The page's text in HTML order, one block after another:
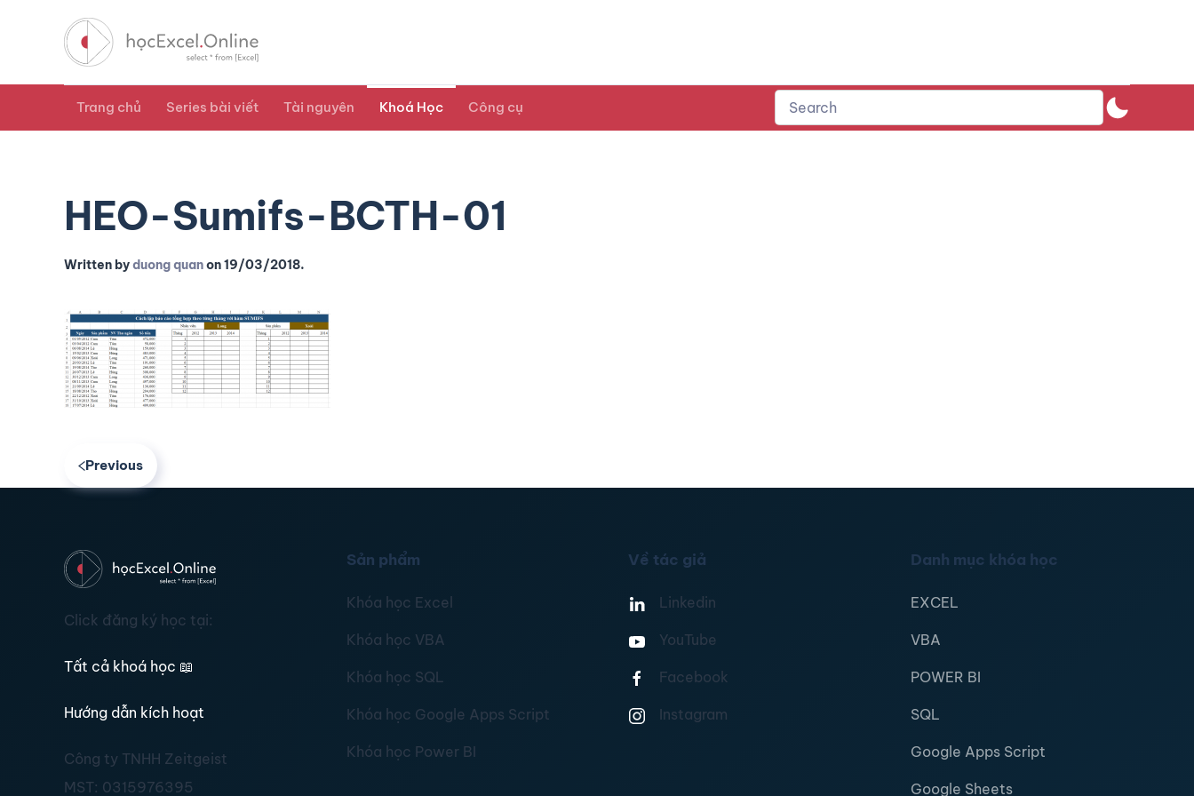
Trang chủ Series bài viết Tài nguyên Khoá Học Công cụ
HEO-Sumifs-BCTH-01
Written byduong quanon19/03/2018.
Previous
Click đăng ký học tại:
Tất cả khoá học 📖
Hướng dẫn kích hoạt
Công ty TNHH Zeitgeist
MST: 0315976395
Sản phẩm
Khóa học Excel
Khóa học VBA
Khóa học SQL
Khóa học Google Apps Script
Khóa học Power BI
Về tác giả
Linkedin
YouTube
Facebook
Instagram
Danh mục khóa học
EXCEL
VBA
POWER BI
SQL
Google Apps Script
Google Sheets